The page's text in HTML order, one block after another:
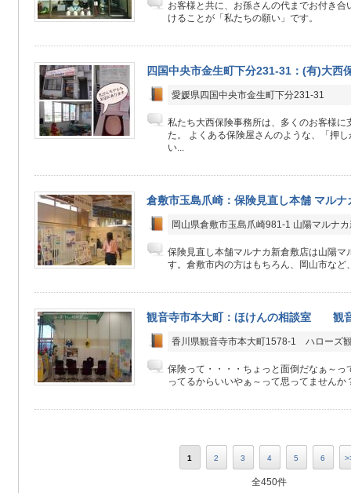
お客様と共に、お孫さんの代までお付き
けることが「私たちの願い」です。
四国中央市金生町下分231-31：(有)大西
愛媛県四国中央市金生町下分231-31
私たち大西保険事務所は、多くのお客様に
た。 よくある保険屋さんのような、「押
い...
倉敷市玉島爪崎：保険見直し本舗 マルナ
岡山県倉敷市玉島爪崎981-1 山陽マルナ
保険見直し本舗マルナカ新倉敷店は山陽マ
す。倉敷市内の方はもちろん、岡山市など
観音寺市本大町：ほけんの相談室 観
香川県観音寺市本大町1578-1 ハローズ
保険って・・・・ちょっと面倒だなぁ～
ってるからいいやぁ～って思ってません
1 2 3 4 5 6
全450件